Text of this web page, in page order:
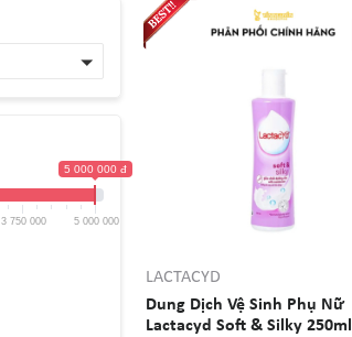
5 000 000 đ
3 750 000 5 000 000
LACTACYD
Dung Dịch Vệ Sinh Phụ Nữ
Lactacyd Soft & Silky 250ml